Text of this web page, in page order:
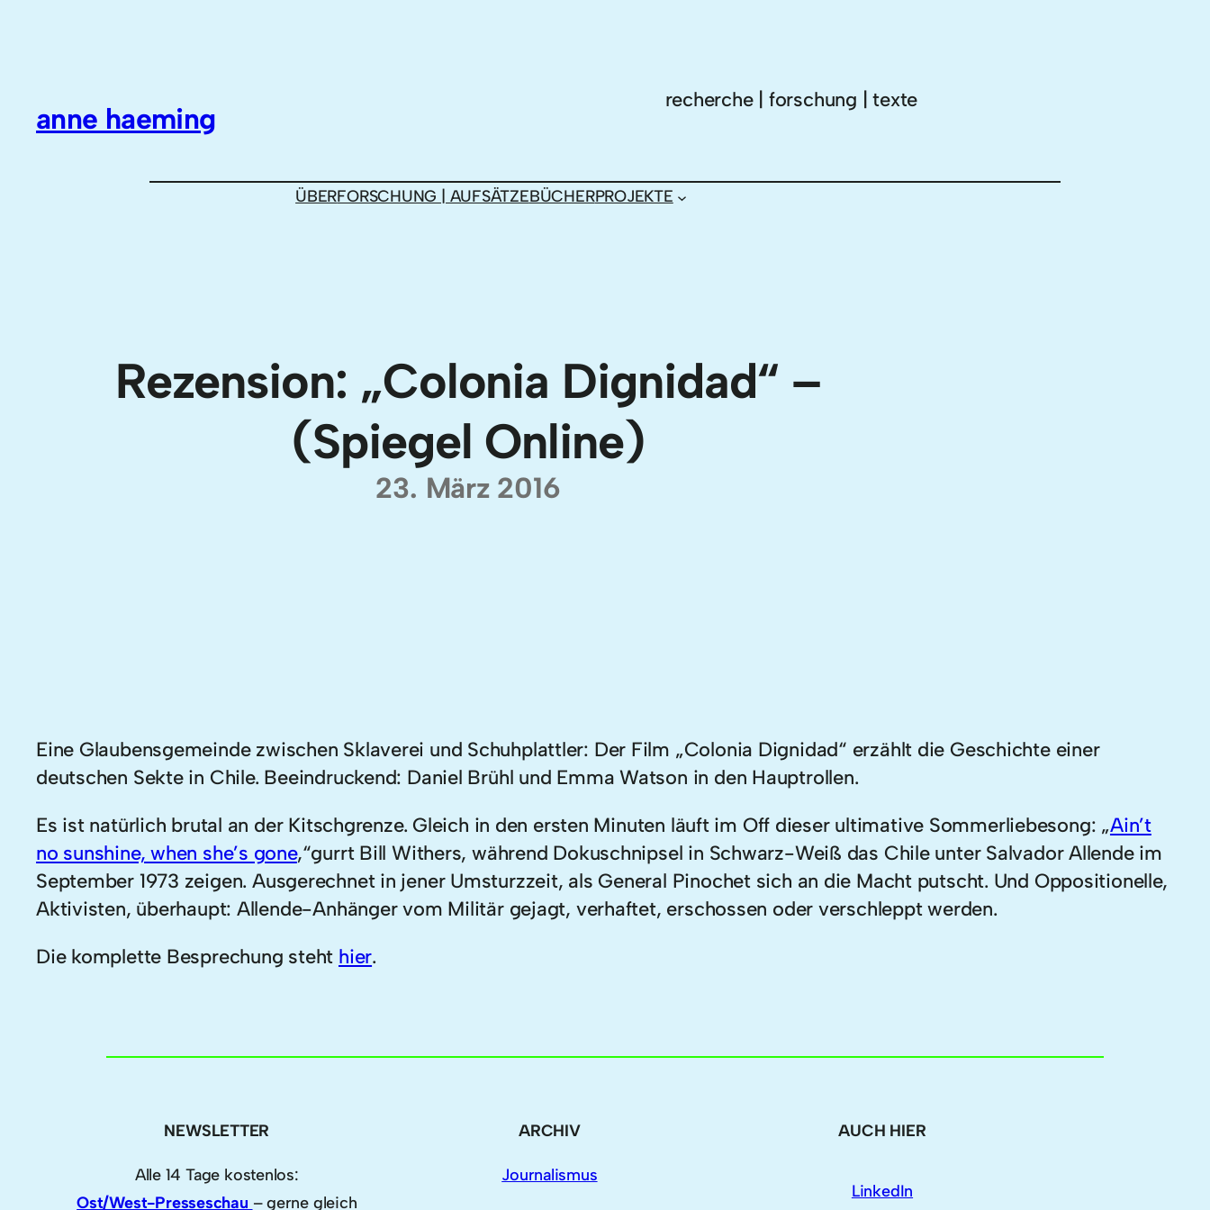
anne haeming
recherche | forschung | texte
ÜBERFORSCHUNG | AUFSÄTZEBÜCHERPROJEKTE
Rezension: „Colonia Dignidad“ –
(Spiegel Online)
23. März 2016
Eine Glaubensgemeinde zwischen Sklaverei und Schuhplattler: Der Film „Colonia Dignidad“ erzählt die Geschichte einer
deutschen Sekte in Chile. Beeindruckend: Daniel Brühl und Emma Watson in den Hauptrollen.
Es ist natürlich brutal an der Kitschgrenze. Gleich in den ersten Minuten läuft im Off dieser ultimative Sommerliebesong: „Ain’t
no sunshine, when she’s gone,“gurrt Bill Withers, während Dokuschnipsel in Schwarz-Weiß das Chile unter Salvador Allende im
September 1973 zeigen. Ausgerechnet in jener Umsturzzeit, als General Pinochet sich an die Macht putscht. Und Oppositionelle,
Aktivisten, überhaupt: Allende-Anhänger vom Militär gejagt, verhaftet, erschossen oder verschleppt werden.
Die komplette Besprechung steht hier.
NEWSLETTER
Alle 14 Tage kostenlos:
Ost/West-Presseschau – gerne gleich
ARCHIV
Journalismus
AUCH HIER
LinkedIn